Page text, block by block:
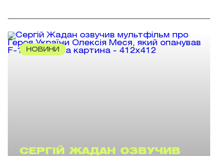
НОВИНИ
СЕРГІЙ ЖАДАН ОЗВУЧИВ